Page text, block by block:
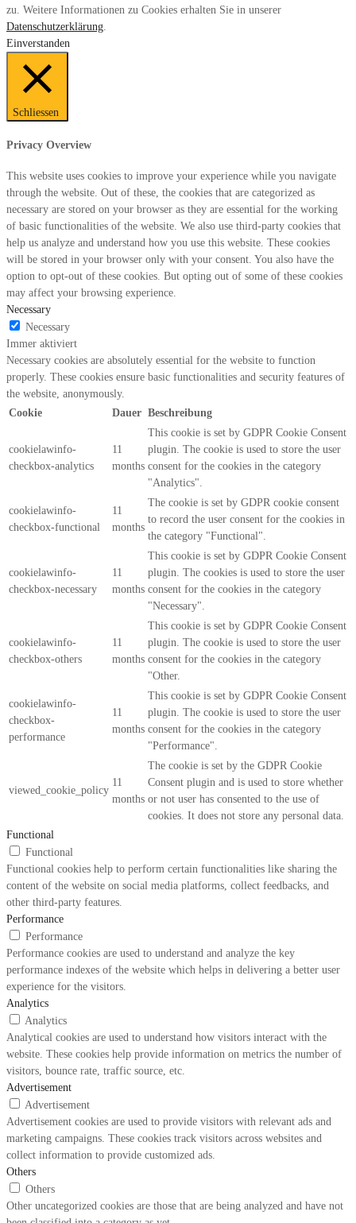
zu. Weitere Informationen zu Cookies erhalten Sie in unserer
Datenschutzerklärung
Einverstanden
Schliessen
Privacy Overview
This website uses cookies to improve your experience while you navigate
through the website. Out of these, the cookies that are categorized as
necessary are stored on your browser as they are essential for the working
of basic functionalities of the website. We also use third-party cookies that
help us analyze and understand how you use this website. These cookies
will be stored in your browser only with your consent. You also have the
option to opt-out of these cookies. But opting out of some of these cookies
may affect your browsing experience.
Necessary
Necessary
Immer aktiviert
Necessary cookies are absolutely essential for the website to function
properly. These cookies ensure basic functionalities and security features of
the website, anonymously.
Cookie
Dauer Beschreibung
cookielawinfo-
checkbox-analytics
11
months
This cookie is set by GDPR Cookie Consent
plugin. The cookie is used to store the user
consent for the cookies in the category
"Analytics".
cookielawinfo-
checkbox-functional
11
months
The cookie is set by GDPR cookie consent
to record the user consent for the cookies in
the category "Functional".
cookielawinfo-
checkbox-necessary
11
months
This cookie is set by GDPR Cookie Consent
plugin. The cookies is used to store the user
consent for the cookies in the category
"Necessary".
cookielawinfo-
checkbox-others
11
months
This cookie is set by GDPR Cookie Consent
plugin. The cookie is used to store the user
consent for the cookies in the category
"Other.
cookielawinfo-
checkbox-
performance
11
months
This cookie is set by GDPR Cookie Consent
plugin. The cookie is used to store the user
consent for the cookies in the category
"Performance".
viewed_cookie_policy
11
months
The cookie is set by the GDPR Cookie
Consent plugin and is used to store whether
or not user has consented to the use of
cookies. It does not store any personal data.
Functional
Functional
Functional cookies help to perform certain functionalities like sharing the
content of the website on social media platforms, collect feedbacks, and
other third-party features.
Performance
Performance
Performance cookies are used to understand and analyze the key
performance indexes of the website which helps in delivering a better user
experience for the visitors.
Analytics
Analytics
Analytical cookies are used to understand how visitors interact with the
website. These cookies help provide information on metrics the number of
visitors, bounce rate, traffic source, etc.
Advertisement
Advertisement
Advertisement cookies are used to provide visitors with relevant ads and
marketing campaigns. These cookies track visitors across websites and
collect information to provide customized ads.
Others
Others
Other uncategorized cookies are those that are being analyzed and have not